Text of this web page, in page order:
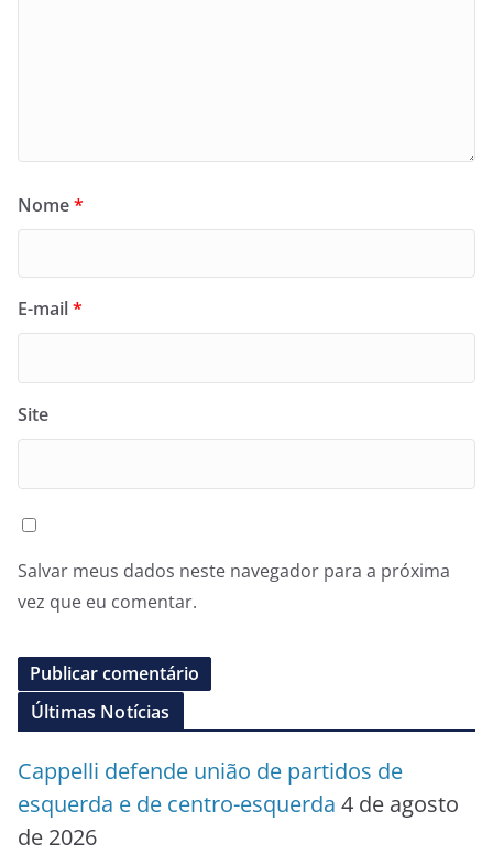
Nome*
E-mail*
Site
Salvar meus dados neste navegador para a próxima
vez que eu comentar.
Últimas Notícias
Cappelli defende união de partidos de
esquerda e de centro-esquerda 4 de agosto
de 2026